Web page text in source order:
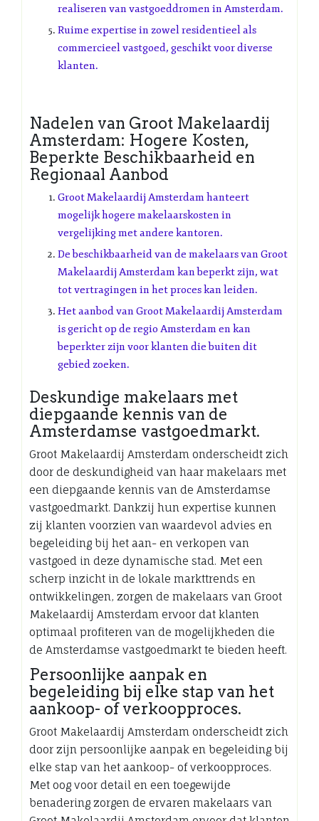
realiseren van vastgoeddromen in Amsterdam.
Ruime expertise in zowel residentieel als
commercieel vastgoed, geschikt voor diverse
klanten.
Nadelen van Groot Makelaardij
Amsterdam: Hogere Kosten,
Beperkte Beschikbaarheid en
Regionaal Aanbod
Groot Makelaardij Amsterdam hanteert
mogelijk hogere makelaarskosten in
vergelijking met andere kantoren.
De beschikbaarheid van de makelaars van Groot
Makelaardij Amsterdam kan beperkt zijn, wat
tot vertragingen in het proces kan leiden.
Het aanbod van Groot Makelaardij Amsterdam
is gericht op de regio Amsterdam en kan
beperkter zijn voor klanten die buiten dit
gebied zoeken.
Deskundige makelaars met
diepgaande kennis van de
Amsterdamse vastgoedmarkt.
Groot Makelaardij Amsterdam onderscheidt zich
door de deskundigheid van haar makelaars met
een diepgaande kennis van de Amsterdamse
vastgoedmarkt. Dankzij hun expertise kunnen
zij klanten voorzien van waardevol advies en
begeleiding bij het aan- en verkopen van
vastgoed in deze dynamische stad. Met een
scherp inzicht in de lokale markttrends en
ontwikkelingen, zorgen de makelaars van Groot
Makelaardij Amsterdam ervoor dat klanten
optimaal profiteren van de mogelijkheden die
de Amsterdamse vastgoedmarkt te bieden heeft.
Persoonlijke aanpak en
begeleiding bij elke stap van het
aankoop- of verkoopproces.
Groot Makelaardij Amsterdam onderscheidt zich
door zijn persoonlijke aanpak en begeleiding bij
elke stap van het aankoop- of verkoopproces.
Met oog voor detail en een toegewijde
benadering zorgen de ervaren makelaars van